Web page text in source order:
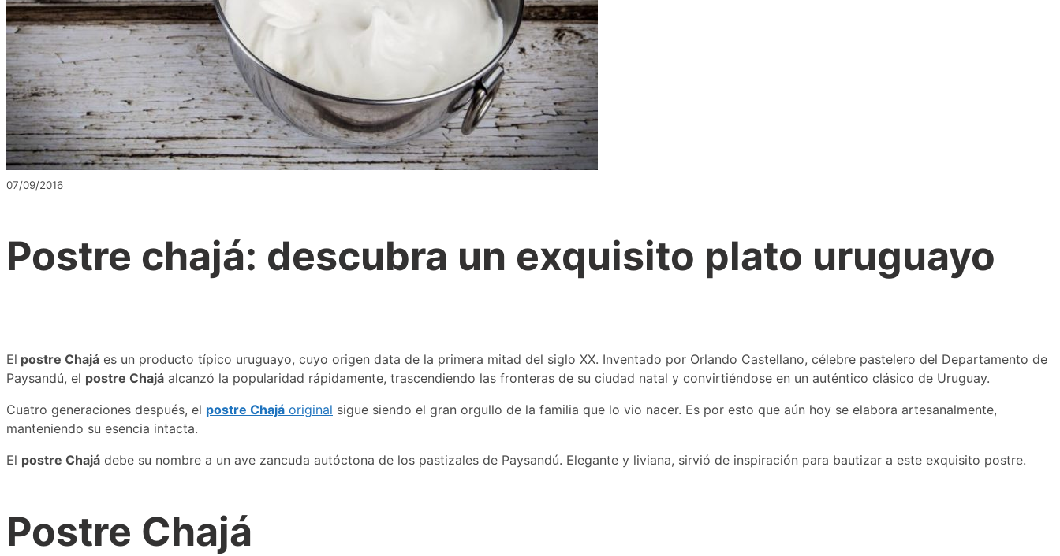
07/09/2016
Postre chajá: descubra un exquisito plato uruguayo
El postre Chajá es un producto típico uruguayo, cuyo origen data de la primera mitad del siglo XX. Inventado por Orlando Castellano, célebre pastelero del Departamento de
Paysandú, el postre Chajá alcanzó la popularidad rápidamente, trascendiendo las fronteras de su ciudad natal y convirtiéndose en un auténtico clásico de Uruguay.
Cuatro generaciones después, el postre Chajá original sigue siendo el gran orgullo de la familia que lo vio nacer. Es por esto que aún hoy se elabora artesanalmente,
manteniendo su esencia intacta.
El postre Chajá debe su nombre a un ave zancuda autóctona de los pastizales de Paysandú. Elegante y liviana, sirvió de inspiración para bautizar a este exquisito postre.
Postre Chajá